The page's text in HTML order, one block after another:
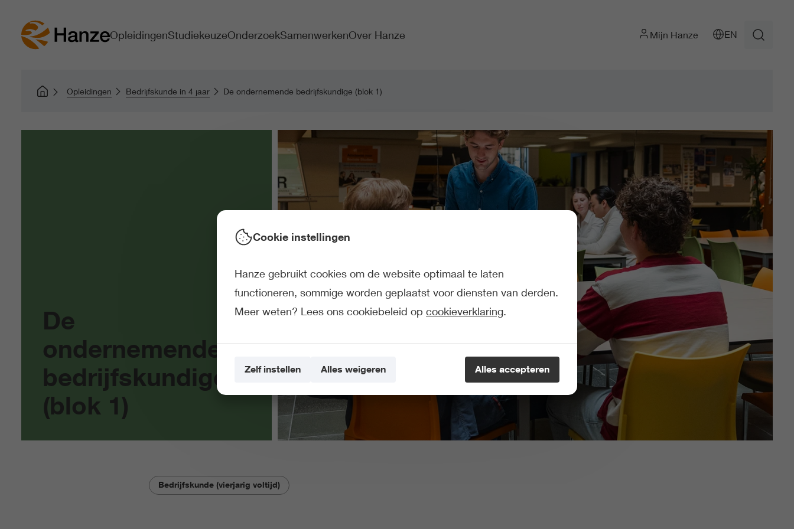
OpleidingenStudiekeuzeOnderzoekSamenwerkenOver Hanze Mijn Hanze EN
Opleidingen Bedrijfskunde in 4 jaar De ondernemende bedrijfskundige (blok 1)
De
ondernemende
bedrijfskundige
(blok 1)
Bedrijfskunde (vierjarig voltijd)
Cookie instellingen
Hanze gebruikt cookies om de website optimaal te laten
functioneren, sommige worden geplaatst voor diensten van derden.
Meer weten? Lees ons cookiebeleid op cookieverklaring.
Alles accepteren
Zelf instellen Alles weigeren